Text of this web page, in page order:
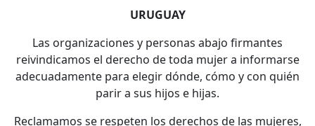
URUGUAY
Las organizaciones y personas abajo firmantes
reivindicamos el derecho de toda mujer a informarse
adecuadamente para elegir dónde, cómo y con quién
parir a sus hijos e hijas.
Reclamamos se respeten los derechos de las mujeres,